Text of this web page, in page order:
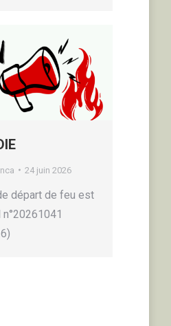
24 juin 2026
départ de feu est